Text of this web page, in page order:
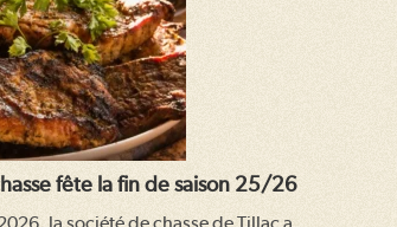
fête la fin de saison 25/26